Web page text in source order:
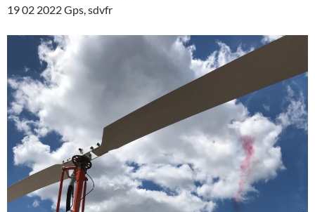
19 02 2022 Gps, sdvfr